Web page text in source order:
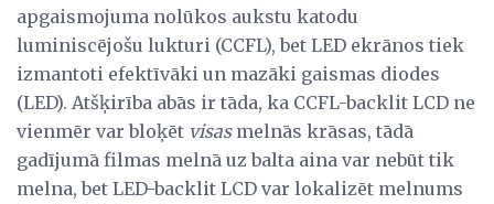
apgaismojuma nolūkos aukstu katodu
luminiscējošu lukturi (CCFL), bet LED ekrānos tiek
izmantoti efektīvāki un mazāki gaismas diodes
(LED). Atšķirība abās ir tāda, ka CCFL-backlit LCD ne
vienmēr var bloķēt visasmelnās krāsas, tādā
gadījumā filmas melnā uz balta aina var nebūt tik
melna, bet LED-backlit LCD var lokalizēt melnums